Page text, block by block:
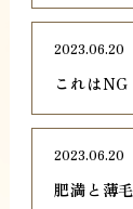
これは
2023.06.20
肥満と薄
2023.06.20